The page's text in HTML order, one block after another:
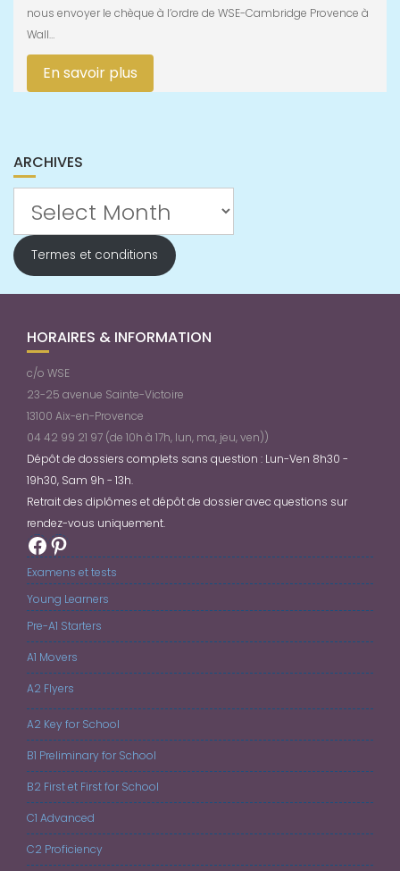
nous envoyer le chèque à l’ordre de WSE-Cambridge Provence à
Wall…
En savoir plus
ARCHIVES
Termes et conditions
HORAIRES & INFORMATION
c/o WSE
23-25 avenue Sainte-Victoire
13100 Aix-en-Provence
04 42 99 21 97 (de 10h à 17h, lun, ma, jeu, ven))
Dépôt de dossiers complets sans question : Lun-Ven 8h30 -
19h30, Sam 9h - 13h.
Retrait des diplômes et dépôt de dossier avec questions sur
rendez-vous uniquement.
Facebook
Pinterest
Examens et tests
Young Learners
Pre-A1 Starters
A1 Movers
A2 Flyers
A2 Key for School
B1 Preliminary for School
B2 First et First for School
C1 Advanced
C2 Proficiency